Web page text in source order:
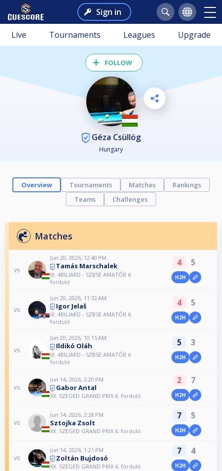
Sign in
Live Tournaments Leagues Upgrade
FOLLOW
Géza Csüllög
Hungary
Overview Tournaments Matches
Rankings
Teams
Challenges
Matches
vs
Jun 20, 2026, 12:40 PM
Tamás Marschalek
III. 4BILIARD - SZBSE AMATŐR 6.
forduló
4 5
H2H
vs
Jun 20, 2026, 11:32 AM
Igor Jelaš
III. 4BILIARD - SZBSE AMATŐR 6.
forduló
4 5
H2H
vs
Jun 20, 2026, 10:15 AM
Ildikó Oláh
III. 4BILIARD - SZBSE AMATŐR 6.
forduló
5 3
H2H
vs
Jun 14, 2026, 3:20 PM
Gabor Antal
XX. SZEGED GRAND PRIX 6. forduló
2 7
H2H
vs
Jun 14, 2026, 2:28 PM
Sztojka Zsolt
XX. SZEGED GRAND PRIX 6. forduló
7 5
H2H
vs
Jun 14, 2026, 1:21 PM
Zoltán Bujdosó
XX. SZEGED GRAND PRIX 6. forduló
7 4
H2H